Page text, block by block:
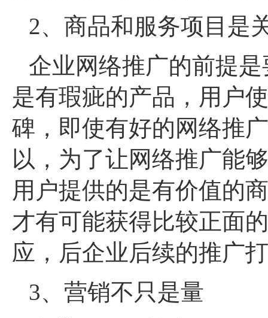
2、商品和服务项目是
企业网络推广的前提
是有瑕疵的产品，用户
碑，即使有好的网络推
以，为了让网络推广能
用户提供的是有价值的
才有可能获得比较正面
应，后企业后续的推广
3、营销不只是量